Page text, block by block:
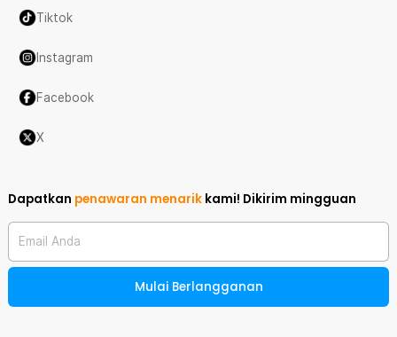
Tiktok
Instagram
Facebook
X
Dapatkan penawaran menarik kami! Dikirim mingguan
Email Anda
Mulai Berlangganan